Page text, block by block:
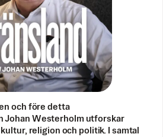
och före detta
Johan Westerholm utforskar
religion och politik. I samtal